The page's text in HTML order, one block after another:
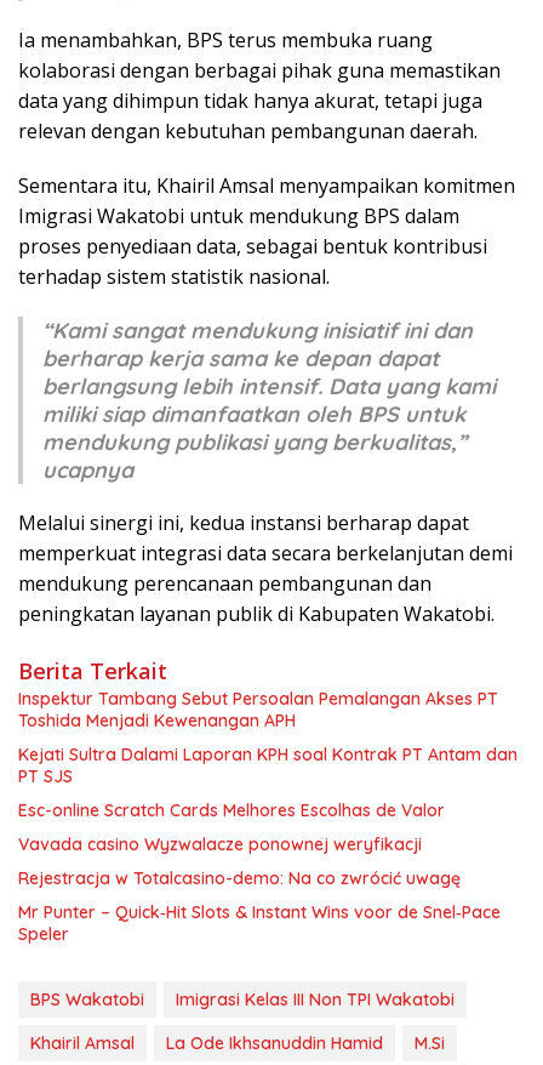
Ia menambahkan, BPS terus membuka ruang
kolaborasi dengan berbagai pihak guna memastikan
data yang dihimpun tidak hanya akurat, tetapi juga
relevan dengan kebutuhan pembangunan daerah.
Sementara itu, Khairil Amsal menyampaikan komitmen
Imigrasi Wakatobi untuk mendukung BPS dalam
proses penyediaan data, sebagai bentuk kontribusi
terhadap sistem statistik nasional.
“Kami sangat mendukung inisiatif ini dan
berharap kerja sama ke depan dapat
berlangsung lebih intensif. Data yang kami
miliki siap dimanfaatkan oleh BPS untuk
mendukung publikasi yang berkualitas,”
ucapnya
Melalui sinergi ini, kedua instansi berharap dapat
memperkuat integrasi data secara berkelanjutan demi
mendukung perencanaan pembangunan dan
peningkatan layanan publik di Kabupaten Wakatobi.
Berita Terkait
Inspektur Tambang Sebut Persoalan Pemalangan Akses PT
Toshida Menjadi Kewenangan APH
Kejati Sultra Dalami Laporan KPH soal Kontrak PT Antam dan
PT SJS
Esc-online Scratch Cards Melhores Escolhas de Valor
Vavada casino Wyzwalacze ponownej weryfikacji
Rejestracja w Totalcasino-demo: Na co zwrócić uwagę
Mr Punter – Quick‑Hit Slots & Instant Wins voor de Snel‑Pace
Speler
BPS Wakatobi
Imigrasi Kelas III Non TPI Wakatobi
Khairil Amsal
La Ode Ikhsanuddin Hamid M.Si